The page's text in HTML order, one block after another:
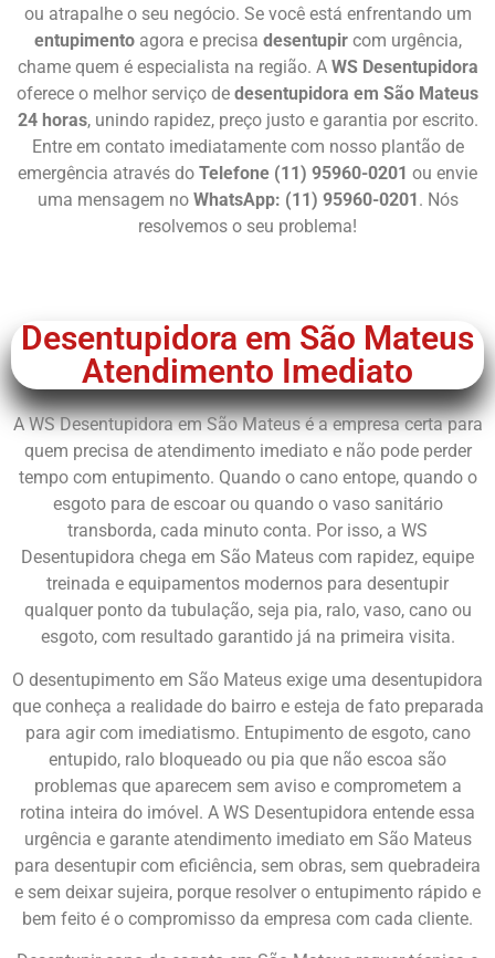
ou atrapalhe o seu negócio. Se você está enfrentando um
entupimentoagora e precisa desentupircom urgência,
chame quem é especialista na região. A WS Desentupidora
oferece o melhor serviço de desentupidora em São Mateus
24 horas, unindo rapidez, preço justo e garantia por escrito.
Entre em contato imediatamente com nosso plantão de
emergência através do Telefone (11) 95960-0201 ou envie
uma mensagem no WhatsApp: (11) 95960-0201. Nós
resolvemos o seu problema!
Desentupidora em São Mateus
Atendimento Imediato
A WS Desentupidora em São Mateus é a empresa certa para
quem precisa de atendimento imediato e não pode perder
tempo com entupimento. Quando o cano entope, quando o
esgoto para de escoar ou quando o vaso sanitário
transborda, cada minuto conta. Por isso, a WS
Desentupidora chega em São Mateus com rapidez, equipe
treinada e equipamentos modernos para desentupir
qualquer ponto da tubulação, seja pia, ralo, vaso, cano ou
esgoto, com resultado garantido já na primeira visita.
O desentupimento em São Mateus exige uma desentupidora
que conheça a realidade do bairro e esteja de fato preparada
para agir com imediatismo. Entupimento de esgoto, cano
entupido, ralo bloqueado ou pia que não escoa são
problemas que aparecem sem aviso e comprometem a
rotina inteira do imóvel. A WS Desentupidora entende essa
urgência e garante atendimento imediato em São Mateus
para desentupir com eficiência, sem obras, sem quebradeira
e sem deixar sujeira, porque resolver o entupimento rápido e
bem feito é o compromisso da empresa com cada cliente.